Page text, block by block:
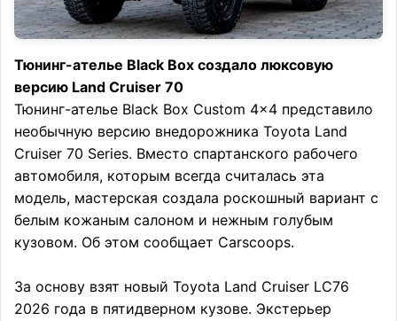
Тюнинг-ателье Black Box создало люксовую
версию Land Cruiser 70
Тюнинг-ателье Black Box Custom 4×4 представило
необычную версию внедорожника Toyota Land
Cruiser 70 Series. Вместо спартанского рабочего
автомобиля, которым всегда считалась эта
модель, мастерская создала роскошный вариант с
белым кожаным салоном и нежным голубым
кузовом. Об этом сообщает Carscoops.
За основу взят новый Toyota Land Cruiser LC76
2026 года в пятидверном кузове. Экстерьер